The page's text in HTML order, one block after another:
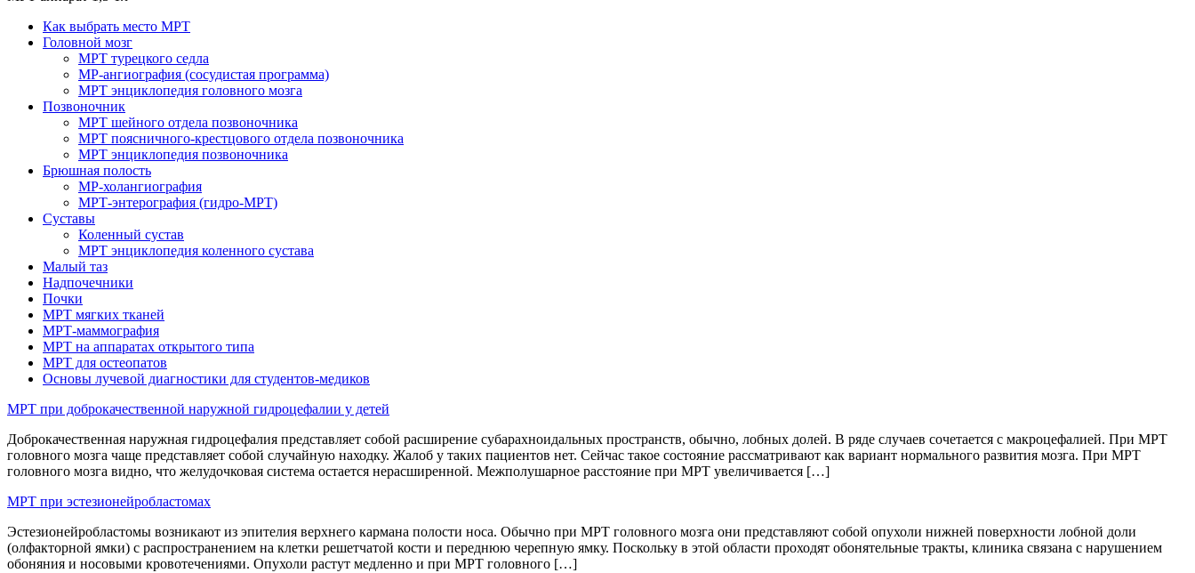
Как выбрать место МРТ
Головной мозг
МРТ турецкого седла
МР-ангиография (сосудистая программа)
МРТ энциклопедия головного мозга
Позвоночник
МРТ шейного отдела позвоночника
МРТ поясничного-крестцового отдела позвоночника
МРТ энциклопедия позвоночника
Брюшная полость
МР-холангиография
МРТ-энтерография (гидро-МРТ)
Суставы
Коленный сустав
МРТ энциклопедия коленного сустава
Малый таз
Надпочечники
Почки
МРТ мягких тканей
МРТ-маммография
МРТ на аппаратах открытого типа
МРТ для остеопатов
Основы лучевой диагностики для студентов-медиков
МРТ при доброкачественной наружной гидроцефалии у детей
Доброкачественная наружная гидроцефалия представляет собой расширение субарахноидальных пространств, обычно, лобных долей. В ряде случаев сочетается с макроцефалией. При МРТ
головного мозга чаще представляет собой случайную находку. Жалоб у таких пациентов нет. Сейчас такое состояние рассматривают как вариант нормального развития мозга. При МРТ
головного мозга видно, что желудочковая система остается нерасширенной. Межполушарное расстояние при МРТ увеличивается […]
МРТ при эстезионейробластомах
Эстезионейробластомы возникают из эпителия верхнего кармана полости носа. Обычно при МРТ головного мозга они представляют собой опухоли нижней поверхности лобной доли
(олфакторной ямки) с распространением на клетки решетчатой кости и переднюю черепную ямку. Поскольку в этой области проходят обонятельные тракты, клиника связана с нарушением
обоняния и носовыми кровотечениями. Опухоли растут медленно и при МРТ головного […]